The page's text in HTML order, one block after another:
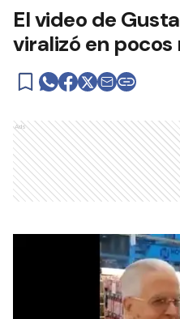
El video de
viralizó en
Ads